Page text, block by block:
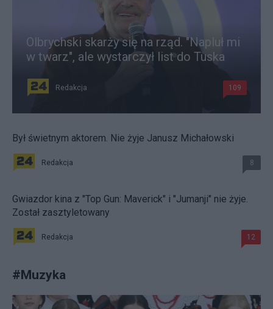
Olbrychski skarży się na rząd. "Napluł mi
w twarz", ale wystarczył list do Tuska
Redakcja 109
Był świetnym aktorem. Nie żyje Janusz Michałowski
Redakcja 8
Gwiazdor kina z "Top Gun: Maverick" i "Jumanji" nie żyje.
Został zasztyletowany
Redakcja 12
#Muzyka